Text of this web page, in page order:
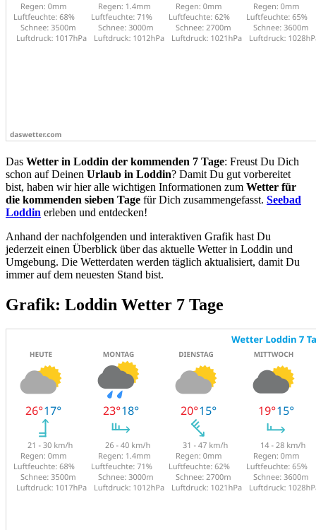
Das Wetter in Loddin der kommenden 7 Tage: Freust Du Dich
schon auf Deinen Urlaub in Loddin? Damit Du gut vorbereitet
bist, haben wir hier alle wichtigen Informationen zum Wetter für
die kommenden sieben Tage für Dich zusammengefasst. Seebad
Loddin erleben und entdecken!
Anhand der nachfolgenden und interaktiven Grafik hast Du
jederzeit einen Überblick über das aktuelle Wetter in Loddin und
Umgebung. Die Wetterdaten werden täglich aktualisiert, damit Du
immer auf dem neuesten Stand bist.
Grafik: Loddin Wetter 7 Tage